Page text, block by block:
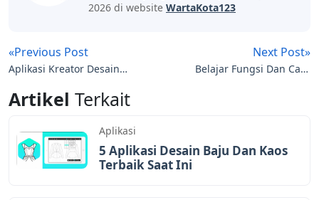
2026 di website WartaKota123
«Previous Post
Aplikasi Kreator Desain
Keren
Next Post»
Belajar Fungsi Dan Cara
Artikel Terkait
Aplikasi
5 Aplikasi Desain Baju Dan Kaos
Terbaik Saat Ini